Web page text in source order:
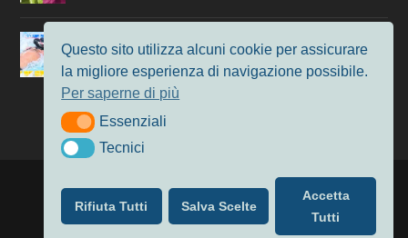
Giochi del Mediterraneo, i convocati del nuoto per
Taranto 2026
9 Lug 2026
Nuoto
| Alimentato da
Nuoto
MasterS Podcast Il Nuoto in Cifre
Privacy & Cookie Policy
Questo sito utilizza alcuni cookie per assicurare
la migliore esperienza di navigazione possibile.
Per saperne di più
EssenzialiEssenziali
TecniciTecnici
Rifiuta Tutti Salva Scelte
Accetta
Tutti